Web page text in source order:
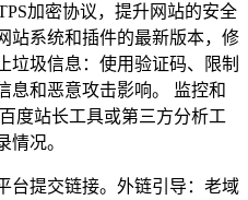
加密协议，提升网站的安全
站系统和插件的最新版本，修
垃圾信息：使用验证码、限制
息和恶意攻击影响。 监控和
度站长工具或第三方分析工
情况。
台提交链接。外链引导：老域